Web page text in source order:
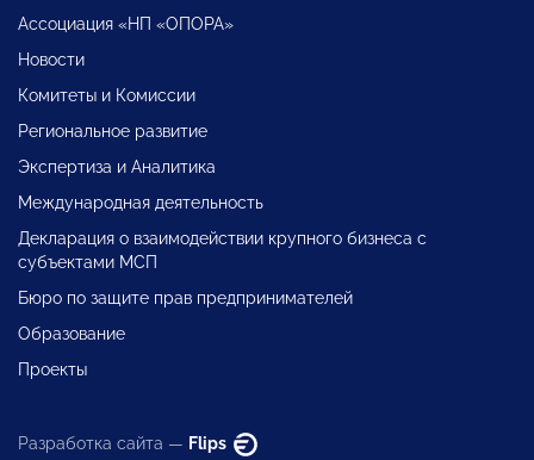
Ассоциация «НП «ОПОРА»
Новости
Комитеты и Комиссии
Региональное развитие
Экспертиза и Аналитика
Международная деятельность
Декларация о взаимодействии крупного бизнеса с
субъектами МСП
Бюро по защите прав предпринимателей
Образование
Проекты
Разработка сайта — Flips